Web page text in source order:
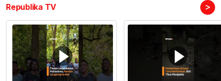
Republika TV >